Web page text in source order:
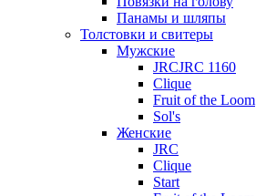
Панамы и шляпы
Толстовки и свитеры
Мужские
JRCJRC 1160
Clique
Fruit of the Loom
Sol's
Женские
JRC
Clique
Start